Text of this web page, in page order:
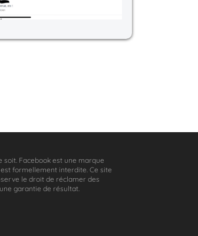
soit. Facebook est une marque
formellement interdite. Ce site
le droit de réclamer des
garantie de résultat.